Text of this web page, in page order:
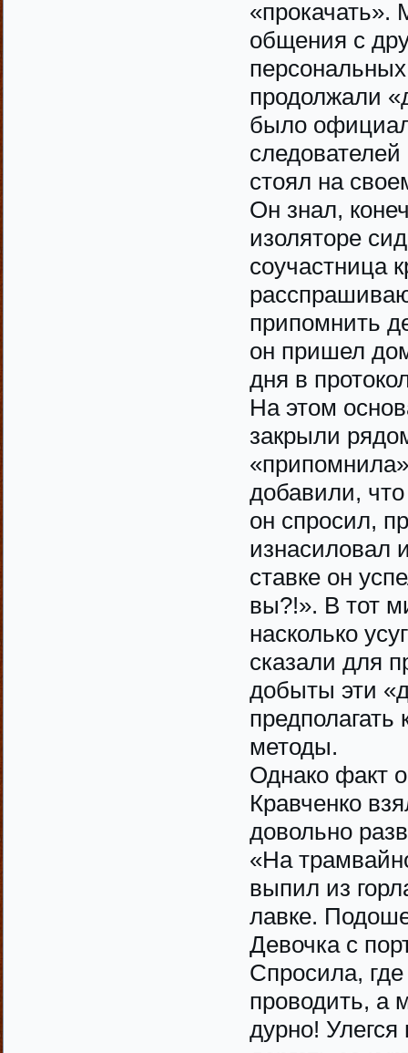
«прокачать».
общения с
продолжали
было
следователей
стоял на
Он знал,
изоляторе
соучастница
припомнить
он пришел
дня в
На этом
закрыли
добавили,
он спросил,
изнасиловал
ставке он
вы?!». В тот
насколько
сказали для
добыты эти
методы.
Однако факт
Кравченко
довольно
«На
выпил из
лавке.
Девочка с
Спросила,
проводить, а
дурно!